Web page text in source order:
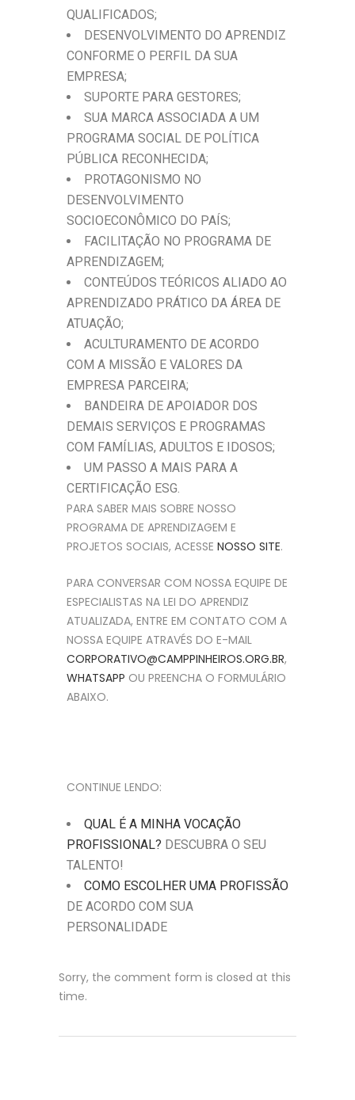
QUALIFICADOS;
DESENVOLVIMENTO DO APRENDIZ
CONFORME O PERFIL DA SUA
EMPRESA;
SUPORTE PARA GESTORES;
SUA MARCA ASSOCIADA A UM
PROGRAMA SOCIAL DE POLÍTICA
PÚBLICA RECONHECIDA;
PROTAGONISMO NO
DESENVOLVIMENTO
SOCIOECONÔMICO DO PAÍS;
FACILITAÇÃO NO PROGRAMA DE
APRENDIZAGEM;
CONTEÚDOS TEÓRICOS ALIADO AO
APRENDIZADO PRÁTICO DA ÁREA DE
ATUAÇÃO;
ACULTURAMENTO DE ACORDO
COM A MISSÃO E VALORES DA
EMPRESA PARCEIRA;
BANDEIRA DE APOIADOR DOS
DEMAIS SERVIÇOS E PROGRAMAS
COM FAMÍLIAS, ADULTOS E IDOSOS;
UM PASSO A MAIS PARA A
CERTIFICAÇÃO ESG.
PARA SABER MAIS SOBRE NOSSO
PROGRAMA DE APRENDIZAGEM E
PROJETOS SOCIAIS, ACESSE NOSSO SITE.
PARA CONVERSAR COM NOSSA EQUIPE DE
ESPECIALISTAS NA LEI DO APRENDIZ
ATUALIZADA, ENTRE EM CONTATO COM A
NOSSA EQUIPE ATRAVÉS DO E-MAIL
CORPORATIVO@CAMPPINHEIROS.ORG.BR,
WHATSAPP OU PREENCHA O FORMULÁRIO
ABAIXO.
CONTINUE LENDO:
QUAL É A MINHA VOCAÇÃO
PROFISSIONAL? DESCUBRA O SEU
TALENTO!
COMO ESCOLHER UMA PROFISSÃO
DE ACORDO COM SUA
PERSONALIDADE
Sorry, the comment form is closed at this
time.